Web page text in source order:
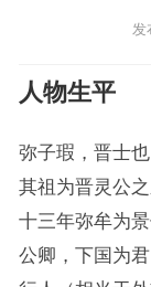
发
人物生平
弥子瑕，晋士
其祖为晋灵公
十三年弥牟为
公卿，下国为